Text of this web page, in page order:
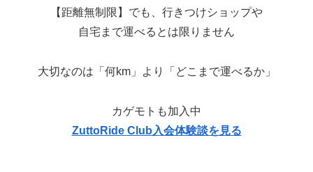
【距離無制限】でも、行きつけショップや
自宅まで運べるとは限りません
大切なのは「何km」より「どこまで運べるか」
カゲモトも加入中
ZuttoRide Club入会体験談を見る